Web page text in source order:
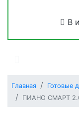
В
Главная Готовые
ПИАНО СМАРТ